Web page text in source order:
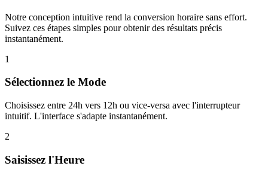
Notre conception intuitive rend la conversion horaire sans effort.
Suivez ces étapes simples pour obtenir des résultats précis
instantanément.
1
Sélectionnez le Mode
Choisissez entre 24h vers 12h ou vice-versa avec l'interrupteur
intuitif. L'interface s'adapte instantanément.
2
Saisissez l'Heure